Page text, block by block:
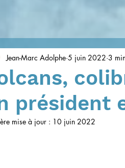
président
Jean-Marc Adolphe 5 juin 2022 3
mise à jour : 10 juin 2022